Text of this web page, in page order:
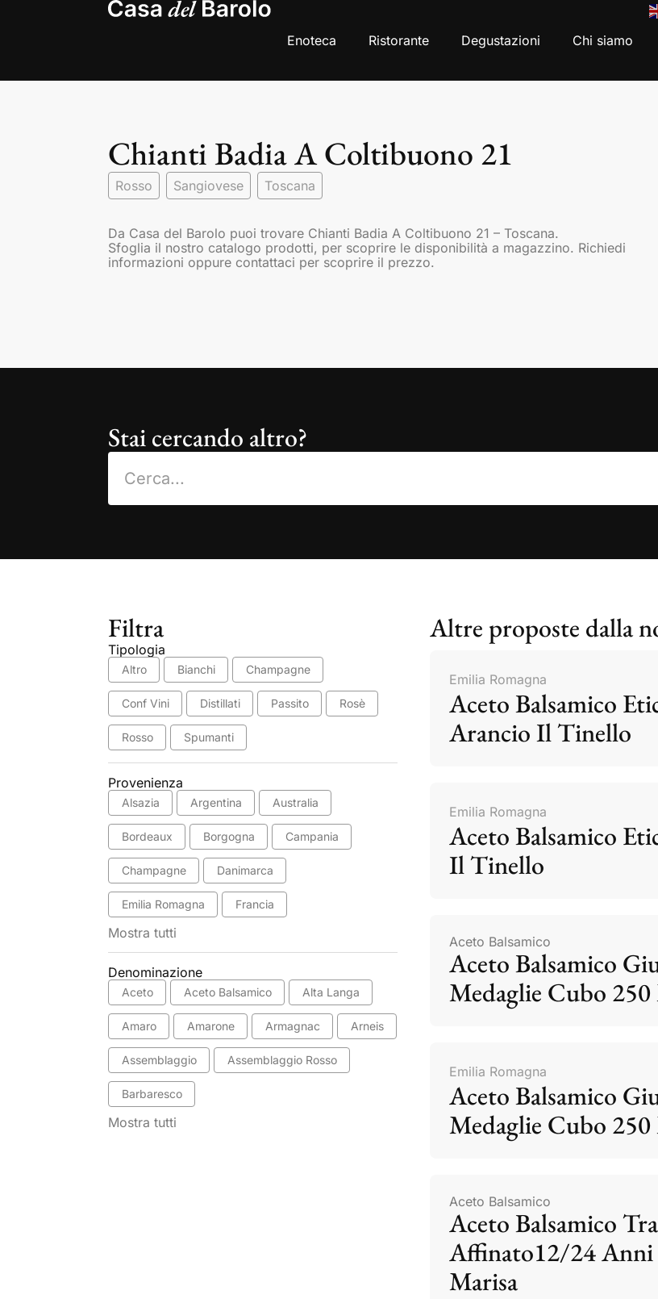
Enoteca Ristorante Degustazioni Chi siamo
Chianti Badia A Coltibuono 21
Rosso Sangiovese Toscana
Da Casa del Barolo puoi trovare Chianti Badia A Coltibuono 21 – Toscana.
Sfoglia il nostro catalogo prodotti, per scoprire le disponibilità a magazzino. Richiedi
informazioni oppure contattaci per scoprire il prezzo.
Stai cercando altro?
Filtra
Tipologia
Altro Bianchi Champagne
Conf Vini Distillati Passito Rosè
Rosso Spumanti
Provenienza
Alsazia Argentina Australia
Bordeaux Borgogna Campania
Champagne Danimarca
Emilia Romagna Francia
Mostra tutti
Denominazione
Aceto Aceto Balsamico Alta Langa
Amaro Amarone Armagnac Arneis
Assemblaggio Assemblaggio Rosso
Barbaresco
Mostra tutti
Altre proposte dalla
Emilia Romagna
Aceto Balsamico
Arancio Il Tinello
Emilia Romagna
Aceto Balsamico
Il Tinello
Aceto Balsamico
Aceto Balsamico
Medaglie Cubo
Emilia Romagna
Aceto Balsamico
Medaglie Cubo
Aceto Balsamico
Aceto Balsamico
Affinato12/24 Anni
Marisa